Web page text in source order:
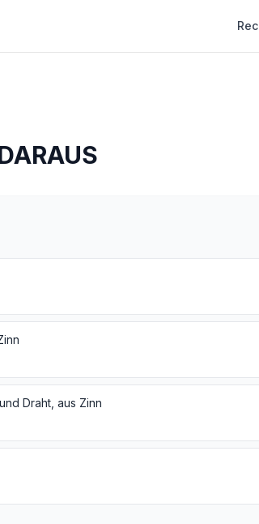
Draht, aus Zinn